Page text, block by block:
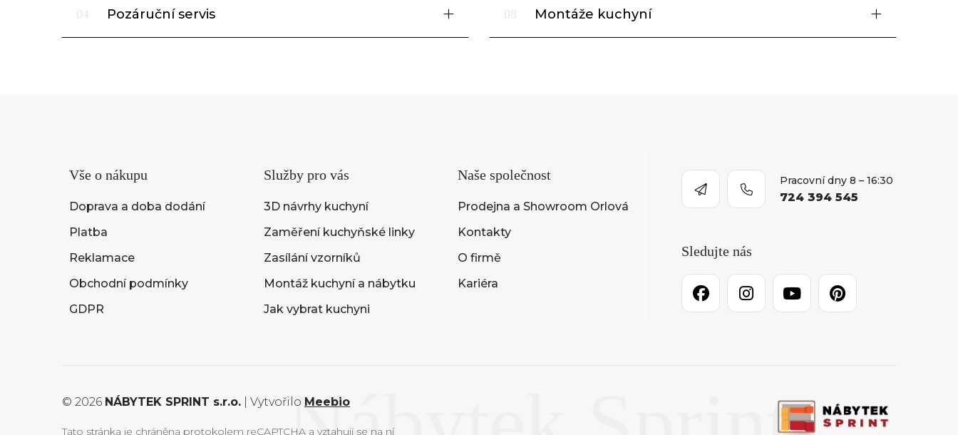
04 Pozáruční servis 08 Montáže kuchyní
Vše o nákupu
Doprava a doba dodání
Platba
Reklamace
Obchodní podmínky
GDPR
Služby pro vás
3D návrhy kuchyní
Zaměření kuchyňské linky
Zasílání vzorníků
Montáž kuchyní a nábytku
Jak vybrat kuchyni
Naše společnost
Prodejna a Showroom Orlová
Kontakty
O firmě
Kariéra
Pracovní dny 8 – 16:30
724 394 545
Sledujte nás
© 2026 NÁBYTEK SPRINT s.r.o. | Vytvořilo Meebio
Tato stránka je chráněna protokolem reCAPTCHA a vztahují se na ní